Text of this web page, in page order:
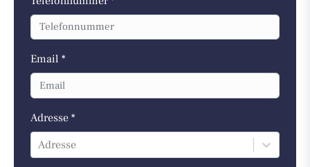
Email *
Adresse *
Adresse